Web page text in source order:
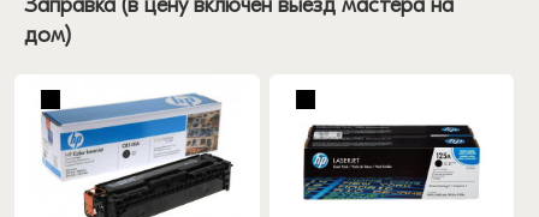
Заправка (в цену включен выезд мастера на
дом)